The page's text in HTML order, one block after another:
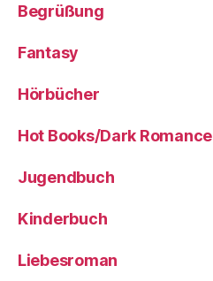
Begrüßung
Fantasy
Hörbücher
Hot Books/Dark Romance
Jugendbuch
Kinderbuch
Liebesroman